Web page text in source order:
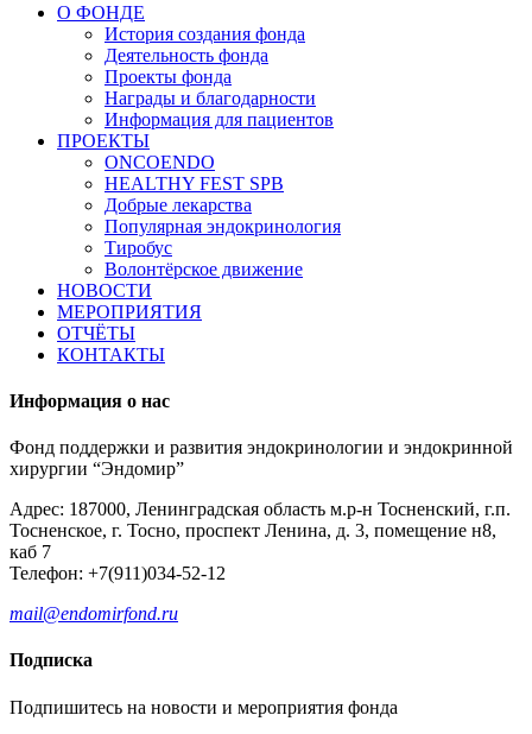
О ФОНДЕ
История создания фонда
Деятельность фонда
Проекты фонда
Награды и благодарности
Информация для пациентов
ПРОЕКТЫ
ONCOENDO
HEALTHY FEST SPB
Добрые лекарства
Популярная эндокринология
Тиробус
Волонтёрское движение
НОВОСТИ
МЕРОПРИЯТИЯ
ОТЧЁТЫ
КОНТАКТЫ
Информация о нас
Фонд поддержки и развития эндокринологии и эндокринной
хирургии “Эндомир”
Адрес: 187000, Ленинградская область м.р-н Тосненский, г.п.
Тосненское, г. Тосно, проспект Ленина, д. 3, помещение н8,
каб 7
Телефон: +7(911)034-52-12
mail@endomirfond.ru
Подписка
Подпишитесь на новости и мероприятия фонда